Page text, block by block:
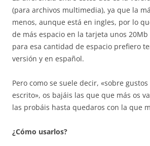
(para archivos multimedia), ya que la
menos, aunque está en ingles, por lo
de más espacio en la tarjeta unos
para esa cantidad de espacio prefiero
versión y en español.
Pero como se suele decir, «sobre
escrito», os bajáis las que que más os
las probáis hasta quedaros con la que
¿Cómo usarlos?